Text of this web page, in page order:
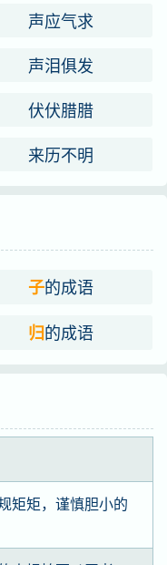
声应气求
声泪俱发
伏伏腊腊
来历不明
子的成语
归的成语
矩矩，谨慎胆小的